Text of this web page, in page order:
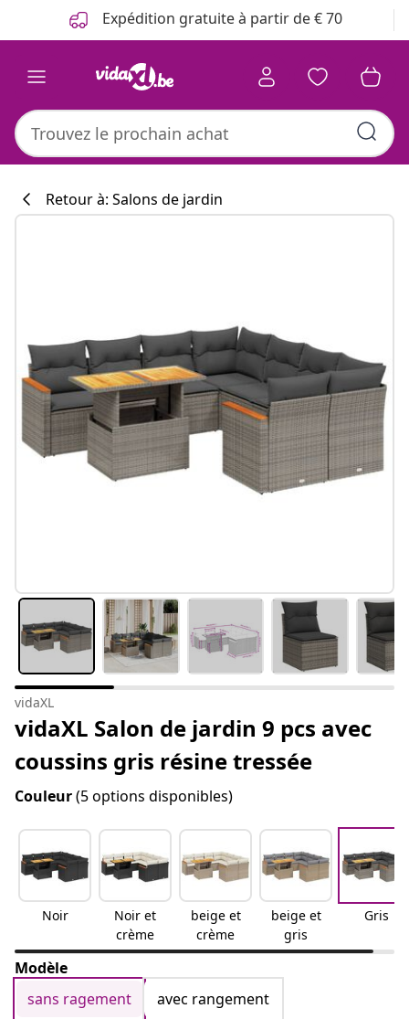
Expédition gratuite à partir de € 70
Retour à: Salons de jardin
vidaXL
vidaXL Salon de jardin 9 pcs avec
coussins gris résine tressée
Couleur(5 options disponibles)
Noir
Noir et
crème
beige et
crème
beige et
gris
Gris
Modèle
sans ragement
avec rangement